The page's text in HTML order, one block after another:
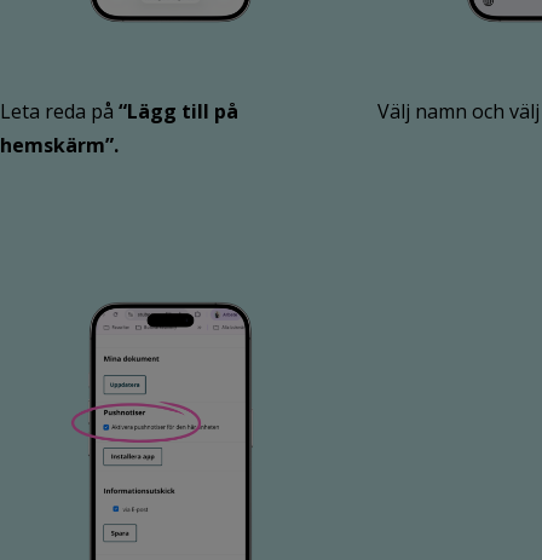
Leta reda på“Lägg till på
hemskärm”.
Välj namn och välj